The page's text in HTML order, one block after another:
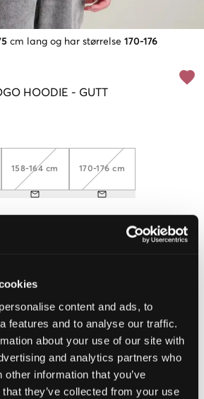
content and ads, to
features and to analyse our traffic.
about your use of our site with
and analytics partners who
information that you’ve
they’ve collected from your use
cm lang og har størrelse 170-176
HOODIE - GUTT
158-164 cm 170-176 cm
STØRRELSE
dager